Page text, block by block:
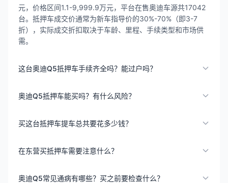
元，价格区间1.1-9,999.9万元，平台在售奥迪车源共17042
台。抵押车成交价通常为新车指导价的30%-70%（即3-7
折），实际成交折扣取决于车龄、里程、手续类型和市场供
需。
这台奥迪Q5抵押车手续齐全吗？能过户吗？
奥迪Q5抵押车能买吗？有什么风险？
买这台抵押车提车总共要花多少钱？
在东营买抵押车需要注意什么？
奥迪Q5常见通病有哪些？买之前要检查什么？